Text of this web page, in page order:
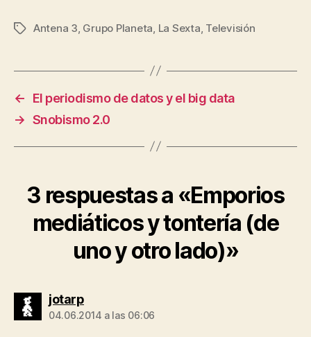
Etiquetas
Antena 3 Grupo Planeta La Sexta Televisión
←
El periodismo de datos y el big data
→ Snobismo 2.0
3 respuestas a «Emporios
mediáticos y tontería (de
uno y otro lado)»
jotarpdice:
04.06.2014 a las 06:06